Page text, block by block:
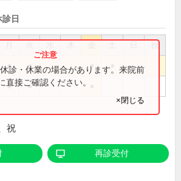
日
祝
● ● ●
● ●
診・休業の場合があります。来院前
直接ご確認ください。
×閉じる
祝
再診受付